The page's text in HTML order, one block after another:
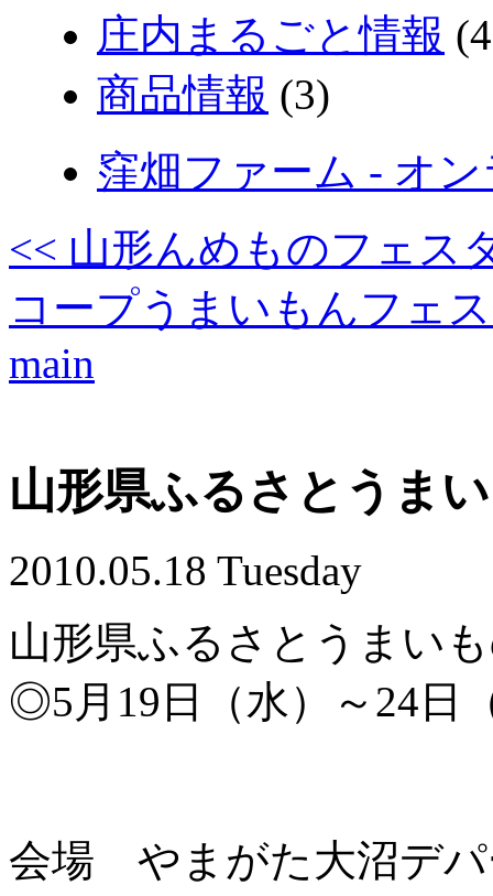
庄内まるごと情報
商品情報 (3)
窪畑ファーム - オ
<< 山形んめものフェス
コープうまいもんフ
main
山形県ふるさとうま
2010.05.18 Tuesday
山形県ふるさとうまい
◎5月19日（水）～24日
会場 やまがた大沼デパ